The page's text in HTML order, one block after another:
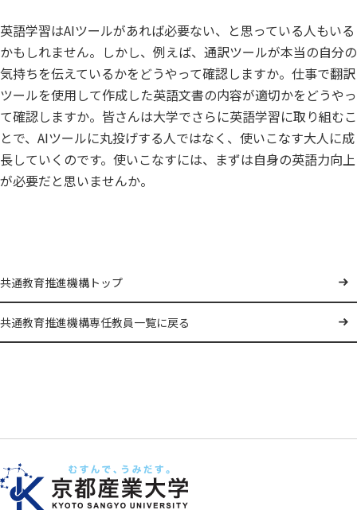
英語学習はAIツールがあれば必要ない、と思っている人もいる
かもしれません。しかし、例えば、通訳ツールが本当の自分の
気持ちを伝えているかをどうやって確認しますか。仕事で翻訳
ツールを使用して作成した英語文書の内容が適切かをどうやっ
て確認しますか。皆さんは大学でさらに英語学習に取り組むこ
とで、AIツールに丸投げする人ではなく、使いこなす大人に成
長していくのです。使いこなすには、まずは自身の英語力向上
が必要だと思いませんか。
共通教育推進機構トップ
共通教育推進機構専任教員一覧に戻る